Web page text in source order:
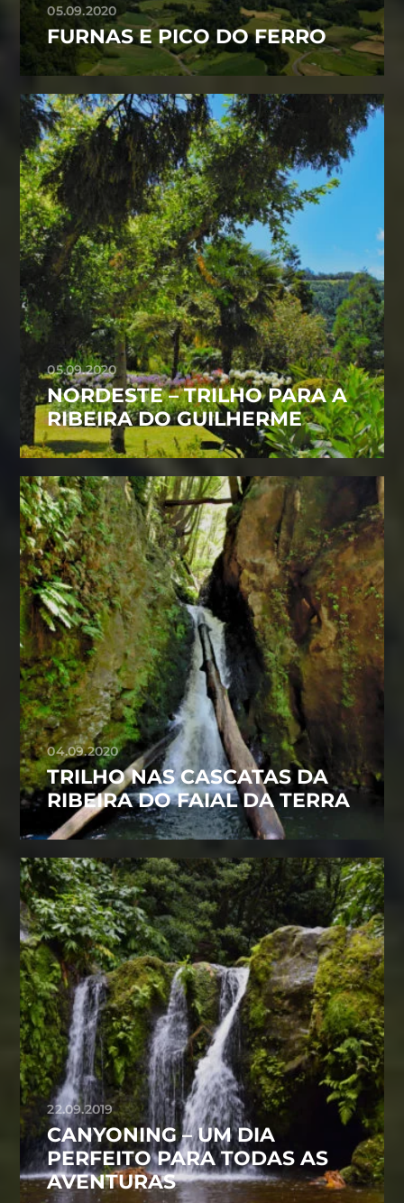
05.09.2020
FURNAS E PICO DO FERRO
05.09.2020
NORDESTE – TRILHO PARA A
RIBEIRA DO GUILHERME
04.09.2020
TRILHO NAS CASCATAS DA
RIBEIRA DO FAIAL DA TERRA
22.09.2019
CANYONING – UM DIA
PERFEITO PARA TODAS AS
AVENTURAS